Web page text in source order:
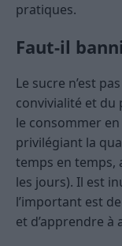
pratiques.
Faut-il
Le sucre n’est
convivialité et du
le consommer
privilégiant la
temps en temps,
les jours). Il est
l’important est
et d’apprendre à